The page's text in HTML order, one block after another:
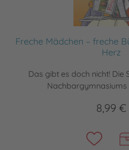
Freche Mädchen – freche
Herz
Das gibt es doch nicht! Die
Nachbargymnasiums
8,99 €